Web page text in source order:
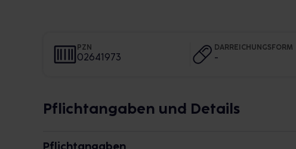
PZN
02641973
DARREICHUNGSFORM
-
Pflichtangaben und Details